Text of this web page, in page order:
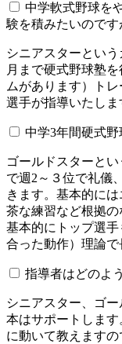
中学軟式野球を
験を積みたいのです
シニアスターとい
月まで硬式野球塾
ムがあります）ト
選手が指導いたしま
中学3年間硬式
ゴールドスターと
で週2～３位で礼儀
きます。基本的に
茶な練習など根拠の
基本的にトップ選
合った動作）理論で
指導者はどのよ
シニアスター、ゴ
本はサポートしま
に動いて教えます